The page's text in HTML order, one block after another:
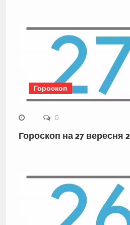
Гороскоп
0
Гороскоп на 27 вересня